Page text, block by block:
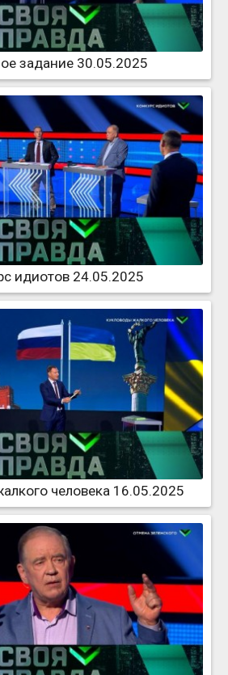
задание 30.05.2025
идиотов 24.05.2025
человека 16.05.2025